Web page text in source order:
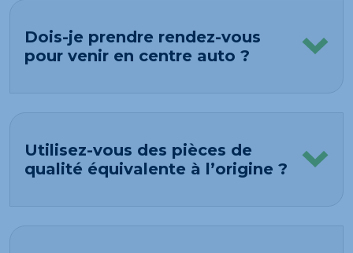
Dois-je prendre rendez-vous
pour venir en centre auto ?
Utilisez-vous des pièces de
qualité équivalente à l’origine ?